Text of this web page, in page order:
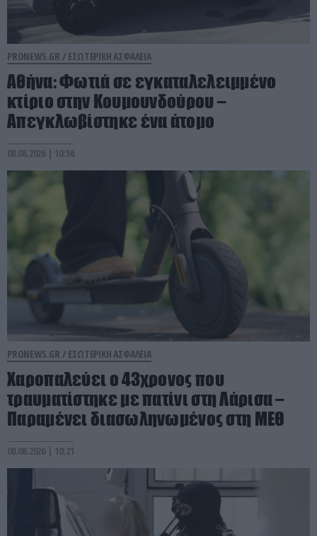
PRONEWS.GR / ΕΣΩΤΕΡΙΚΗ ΑΣΦΑΛΕΙΑ
Αθήνα: Φωτιά σε εγκαταλελειμμένο
κτίριο στην Κουμουνδούρου –
Απεγκλωβίστηκε ένα άτομο
08.08.2026 | 10:56
PRONEWS.GR / ΕΣΩΤΕΡΙΚΗ ΑΣΦΑΛΕΙΑ
Χαροπαλεύει ο 43χρονος που
τραυματίστηκε με πατίνι στη Λάρισα –
Παραμένει διασωληνωμένος στη ΜΕΘ
08.08.2026 | 10:21